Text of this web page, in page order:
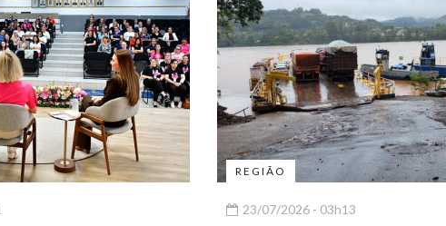
REGIÃO
23/07/2026 - 03h13